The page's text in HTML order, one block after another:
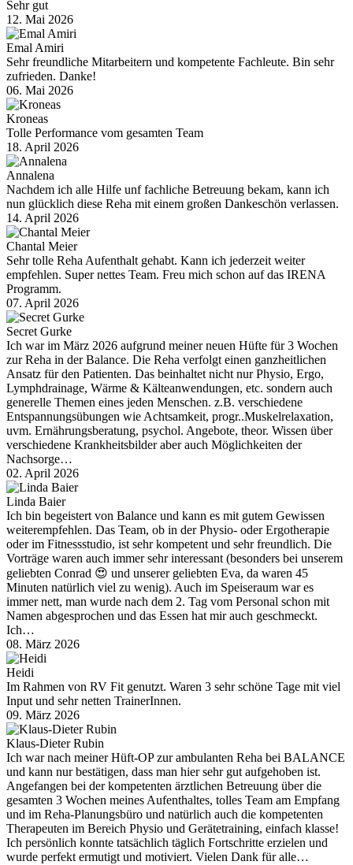
Sehr gut
12. Mai 2026
Emal Amiri
Sehr freundliche Mitarbeitern und kompetente Fachleute. Bin sehr
zufrieden. Danke!
06. Mai 2026
Kroneas
Tolle Performance vom gesamten Team
18. April 2026
Annalena
Nachdem ich alle Hilfe unf fachliche Betreuung bekam, kann ich
nun glücklich diese Reha mit einem großen Dankeschön verlassen.
14. April 2026
Chantal Meier
Sehr tolle Reha Aufenthalt gehabt. Kann ich jederzeit weiter
empfehlen. Super nettes Team. Freu mich schon auf das IRENA
Programm.
07. April 2026
Secret Gurke
Ich war im März 2026 aufgrund meiner neuen Hüfte für 3 Wochen
zur Reha in der Balance. Die Reha verfolgt einen ganzheitlichen
Ansatz für den Patienten. Das beinhaltet nicht nur Physio, Ergo,
Lymphdrainage, Wärme & Kälteanwendungen, etc. sondern auch
generelle Themen eines jeden Menschen. z.B. verschiedene
Entspannungsübungen wie Achtsamkeit, progr..Muskelrelaxation,
uvm. Ernährungsberatung, psychol. Angebote, theor. Wissen über
verschiedene Krankheitsbilder aber auch Möglichkeiten der
Nachsorge…
02. April 2026
Linda Baier
Ich bin begeistert von Balance und kann es mit gutem Gewissen
weiterempfehlen. Das Team, ob in der Physio- oder Ergotherapie
oder im Fitnessstudio, ist sehr kompetent und sehr freundlich. Die
Vorträge waren auch immer sehr interessant (besonders bei unserem
geliebten Conrad 😍 und unserer geliebten Eva, da waren 45
Minuten natürlich viel zu wenig). Auch im Speiseraum war es
immer nett, man wurde nach dem 2. Tag vom Personal schon mit
Namen abgesprochen und das Essen hat mir auch geschmeckt.
Ich…
08. März 2026
Heidi
Im Rahmen von RV Fit genutzt. Waren 3 sehr schöne Tage mit viel
Input und sehr netten TrainerInnen.
09. März 2026
Klaus-Dieter Rubin
Ich war nach meiner Hüft-OP zur ambulanten Reha bei BALANCE
und kann nur bestätigen, dass man hier sehr gut aufgehoben ist.
Angefangen bei der kompetenten ärztlichen Betreuung über die
gesamten 3 Wochen meines Aufenthaltes, tolles Team am Empfang
und im Reha-Planungsbüro und natürlich auch die kompetenten
Therapeuten im Bereich Physio und Gerätetraining, einfach klasse!
Ich persönlich konnte tatsächlich täglich Fortschritte erzielen und
wurde perfekt ermutigt und motiviert. Vielen Dank für alle…